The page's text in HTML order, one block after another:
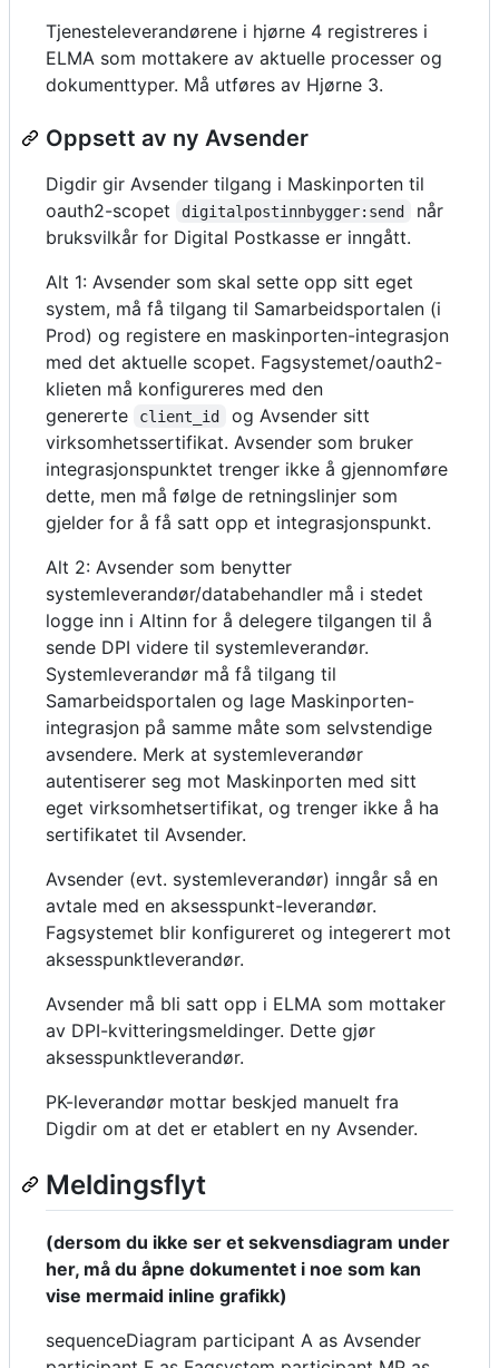
Tjenesteleverandørene i hjørne 4 registreres i
ELMA som mottakere av aktuelle processer og
dokumenttyper. Må utføres av Hjørne 3.
Oppsett av ny Avsender
Digdir gir Avsender tilgang i Maskinporten til
oauth2-scopet
digitalpostinnbygger:send
når
bruksvilkår for Digital Postkasse er inngått.
Alt 1: Avsender som skal sette opp sitt eget
system, må få tilgang til Samarbeidsportalen (i
Prod) og registere en maskinporten-integrasjon
med det aktuelle scopet. Fagsystemet/oauth2-
klieten må konfigureres med den
genererte
client_id
og Avsender sitt
virksomhetssertifikat. Avsender som bruker
integrasjonspunktet trenger ikke å gjennomføre
dette, men må følge de retningslinjer som
gjelder for å få satt opp et integrasjonspunkt.
Alt 2: Avsender som benytter
systemleverandør/databehandler må i stedet
logge inn i Altinn for å delegere tilgangen til å
sende DPI videre til systemleverandør.
Systemleverandør må få tilgang til
Samarbeidsportalen og lage Maskinporten-
integrasjon på samme måte som selvstendige
avsendere. Merk at systemleverandør
autentiserer seg mot Maskinporten med sitt
eget virksomhetsertifikat, og trenger ikke å ha
sertifikatet til Avsender.
Avsender (evt. systemleverandør) inngår så en
avtale med en aksesspunkt-leverandør.
Fagsystemet blir konfigureret og integerert mot
aksesspunktleverandør.
Avsender må bli satt opp i ELMA som mottaker
av DPI-kvitteringsmeldinger. Dette gjør
aksesspunktleverandør.
PK-leverandør mottar beskjed manuelt fra
Digdir om at det er etablert en ny Avsender.
Meldingsflyt
(dersom du ikke ser et sekvensdiagram under
her, må du åpne dokumentet i noe som kan
vise mermaid inline grafikk)
sequenceDiagram participant A as Avsender